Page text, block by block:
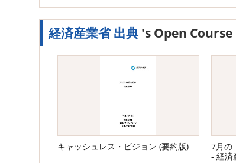
経済産業省 出典 's Open Course
キャッシュレス・ビジョン (要約版)
7月の
- 経済